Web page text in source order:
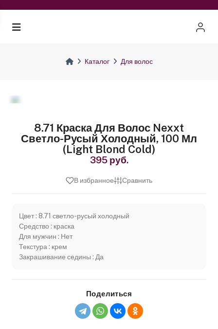
Каталог Для волос
8.71 Краска Для Волос Nexxt
Светло-Русый Холодный, 100 Мл
(light Blond Cold)
395 руб.
В избранное Сравнить
Цвет : 8.71 светло-русый холодный
Средство : краска
Для мужчин : Нет
Текстура : крем
Закрашивание седины : Да
Поделиться